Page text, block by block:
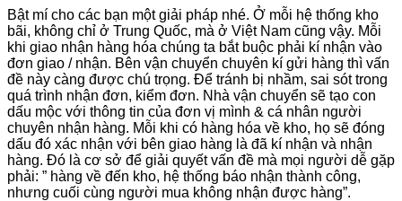
Bật mí cho các bạn một giải pháp nhé. Ở mỗi hệ thống kho
bãi, không chỉ ở Trung Quốc, mà ở Việt Nam cũng vậy. Mỗi
khi giao nhận hàng hóa chúng ta bắt buộc phải kí nhận vào
đơn giao / nhận. Bên vận chuyển chuyên kí gửi hàng thì vấn
đề này càng được chú trọng. Để tránh bị nhầm, sai sót trong
quá trình nhận đơn, kiểm đơn. Nhà vận chuyển sẽ tạo con
dấu mộc với thông tin của đơn vị mình & cá nhân người
chuyên nhận hàng. Mỗi khi có hàng hóa về kho, họ sẽ đóng
dấu đó xác nhận với bên giao hàng là đã kí nhận và nhận
hàng. Đó là cơ sở để giải quyết vấn đề mà mọi người dễ gặp
phải: ” hàng về đến kho, hệ thống báo nhận thành công,
nhưng cuối cùng người mua không nhận được hàng”.